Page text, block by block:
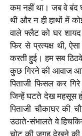
कम नहीं था। जब वे बंद
थी और न ही हाथों में
वाले फ्लैट को घर शायद
फिर से प्रत्यक्ष थी,
करती हुई। हम सब
कुछ गिरने की आवाज
पिताजी फिसल कर
जिन्हें घटते देख महसूस
पिताजी चौकाघर की
उठाते-संभालते वे
चोट की जगह देखने की